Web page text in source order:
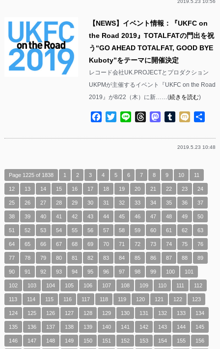
2019.5.23 10:56
【NEWS】イベント情報：『UKFC on
the Road 2019』TOTALFATの門出を祝
う“GO AHEAD TOTALFAT, GOOD BYE
Kuboty”をテーマに開催決定
レコード会社UK.PROJECTとプロダクション
UKPMが主催するイベント『UKFC on the Road
2019』が8/22（木）に新……(続きを読む)
Facebook
TwitterLine ThreadsMastodon
Tumblr
Mixi
2019.5.23 10:48
Page 1225 of 1838 1 2 3 4 5 6 7 8 9 10 11
12 13 14 15 16 17 18 19 20 21 22 23 24
25 26 27 28 29 30 31 32 33 34 35 36 37
38 39 40 41 42 43 44 45 46 47 48 49 50
51 52 53 54 55 56 57 58 59 60 61 62 63
64 65 66 67 68 69 70 71 72 73 74 75 76
77 78 79 80 81 82 83 84 85 86 87 88 89
90 91 92 93 94 95 96 97 98 99 100 101
102 103 104 105 106 107 108 109 110 111 112
113 114 115 116 117 118 119 120 121 122 123
124 125 126 127 128 129 130 131 132 133 134
135 136 137 138 139 140 141 142 143 144 145
146 147 148 149 150 151 152 153 154 155 156